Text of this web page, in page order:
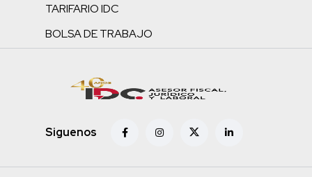
TARIFARIO IDC
BOLSA DE TRABAJO
Siguenos